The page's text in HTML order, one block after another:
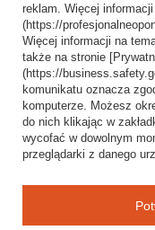
Regulamin
Polityka prywatności
Odstąpienie od umowy
Popularne
Opony bezdętkowe
Opony dętkowe
reklam. Więcej
(https://
Więcej informacji na
także na stronie
(https://
komunikatu oznacza
komputerze. Możesz
do nich klikając w
wycofać w dowolnym
przeglądarki z danego